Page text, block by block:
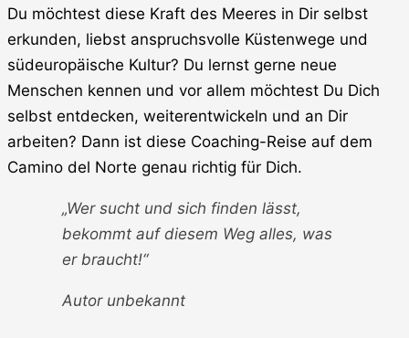
Du möchtest diese Kraft des Meeres in Dir selbst
erkunden, liebst anspruchsvolle Küstenwege und
südeuropäische Kultur? Du lernst gerne neue
Menschen kennen und vor allem möchtest Du Dich
selbst entdecken, weiterentwickeln und an Dir
arbeiten? Dann ist diese Coaching-Reise auf dem
Camino del Norte genau richtig für Dich.
„Wer sucht und sich finden lässt,
bekommt auf diesem Weg alles, was
er braucht!“
Autor unbekannt